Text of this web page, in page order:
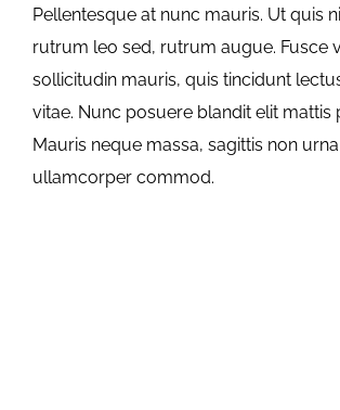
Pellentesque at nunc mauris. Ut quis
rutrum leo sed, rutrum augue. Fusce
sollicitudin mauris, quis tincidunt
vitae. Nunc posuere blandit elit mattis
Mauris neque massa, sagittis non
ullamcorper commod.